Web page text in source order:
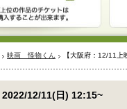
映画 怪物くん 【大阪府：12/11
2022/12/11(日) 12:15~